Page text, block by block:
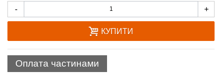
- +
КУПИТИ
Оплата частинами